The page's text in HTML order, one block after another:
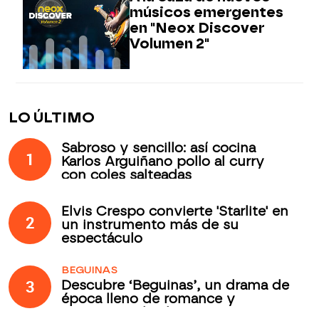
músicos emergentes
en "Neox Discover
Volumen 2"
LO ÚLTIMO
1
Sabroso y sencillo: así cocina
Karlos Arguiñano pollo al curry
con coles salteadas
2
Elvis Crespo convierte 'Starlite' en
un instrumento más de su
espectáculo
3
BEGUINAS
Descubre ‘Beguinas’, un drama de
época lleno de romance y